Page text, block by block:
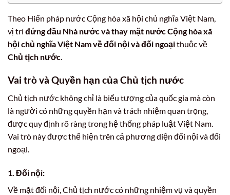
Theo Hiến pháp nước Cộng hòa xã hội chủ nghĩa Việt Nam,
vị tríđứng đầu Nhà nước và thay mặt nước Cộng hòa xã
hội chủ nghĩa Việt Nam về đối nội và đối ngoạithuộc về
Chủ tịch nước.
Vai trò và Quyền hạn của Chủ tịch nước
Chủ tịch nước không chỉ là biểu tượng của quốc gia mà còn
là người có những quyền hạn và trách nhiệm quan trọng,
được quy định rõ ràng trong hệ thống pháp luật Việt Nam.
Vai trò này được thể hiện trên cả phương diện đối nội và đối
ngoại.
1. Đối nội:
Về mặt đối nội, Chủ tịch nước có những nhiệm vụ và quyền